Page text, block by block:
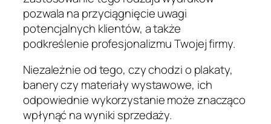
pozwala na przyciągnięcie uwagi
potencjalnych klientów, a także
podkreślenie profesjonalizmu Twojej firmy.
Niezależnie od tego, czy chodzi o plakaty,
banery czy materiały wystawowe, ich
odpowiednie wykorzystanie może znacząco
wpłynąć na wyniki sprzedaży.